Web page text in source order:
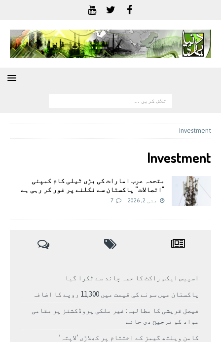
Investment
Investment
متحدہ عرب امارات کی بڑی ٹیلی کام کمپنی
"اتصالات” پاکستان سے نکلنے پر غور کر رہی ہے
مئی 2, 2026 7
اسپیس ایکس راکٹ کا حصہ چاند سے ٹکرا گیا
پاکستان میں سونے کی قیمت میں 11,300 روپے کا اضافہ
فیصل قریشی کا مطالبہ: غیر ملکی پروڈکشنز پر مقامی
مواد کو ترجیح دی جائے
کامن ویلتھ گیمز کے اختتام پر کھلاڑی ‘لاپتہ’